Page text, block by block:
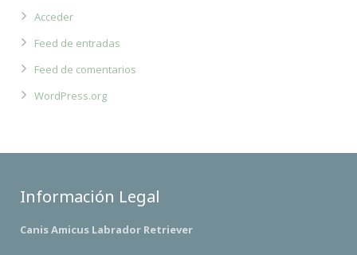
Acceder
Feed de entradas
Feed de comentarios
WordPress.org
Información Legal
Canis Amicus Labrador Retriever